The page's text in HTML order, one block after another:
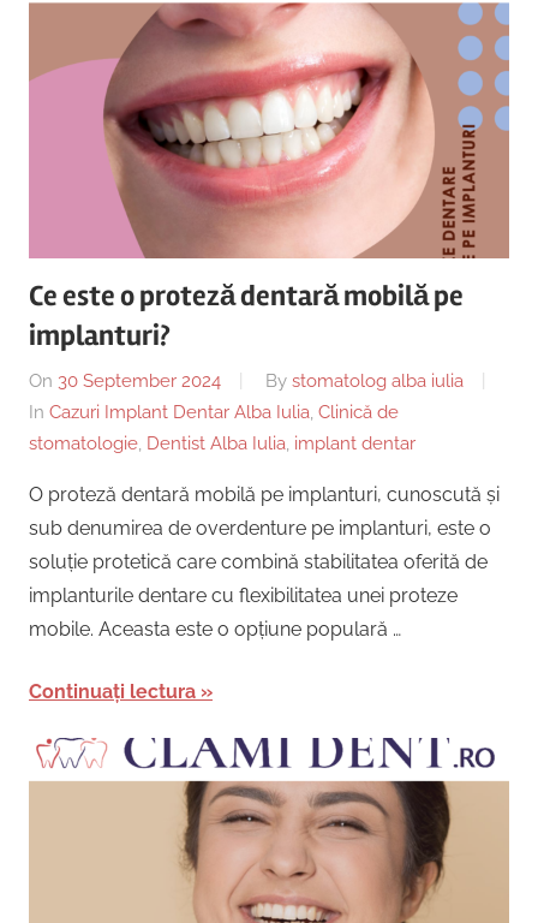
Ce este o proteză dentară mobilă pe
implanturi?
On 30 September 2024 By stomatolog alba iulia
In Cazuri Implant Dentar Alba Iulia, Clinică de
stomatologie, Dentist Alba Iulia, implant dentar
O proteză dentară mobilă pe implanturi, cunoscută și
sub denumirea de overdenture pe implanturi, este o
soluție protetică care combină stabilitatea oferită de
implanturile dentare cu flexibilitatea unei proteze
mobile. Aceasta este o opțiune populară …
Continuați lectura